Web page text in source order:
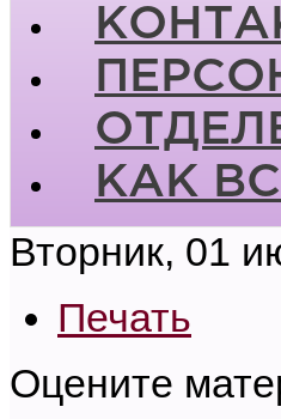
КАК
Вторник, 01
Печать
Оцените